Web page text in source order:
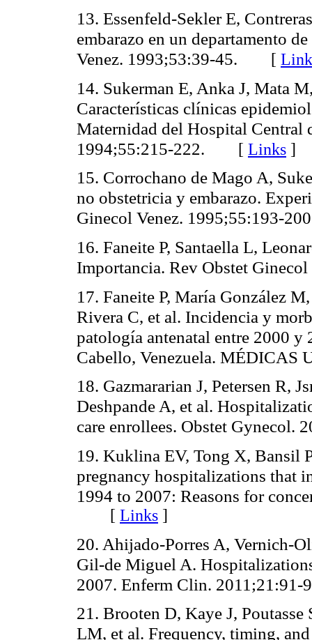
13. Essenfeld-Sekler E,
embarazo en un departamento
Venez. 1993;53:39-45. [
14. Sukerman E, Anka J, Mata
Características clínicas
Maternidad del Hospital Central
1994;55:215-222. [ Links ]
15. Corrochano de Mago A,
no obstetricia y embarazo.
Ginecol Venez. 1995;55:193-
16. Faneite P, Santaella L,
Importancia. Rev Obstet
17. Faneite P, María González
Rivera C, et al. Incidencia y
patología antenatal entre 2000
Cabello, Venezuela. MÉDICAS
18. Gazmararian J, Petersen R,
Deshpande A, et al.
care enrollees. Obstet Gynecol.
19. Kuklina EV, Tong X, Bansil
pregnancy hospitalizations that
1994 to 2007: Reasons for
[ Links ]
20. Ahijado-Porres A, Vernich-
Gil-de Miguel A.
2007. Enferm Clin. 2011;21:91-
21. Brooten D, Kaye J,
LM, et al. Frequency, timing,